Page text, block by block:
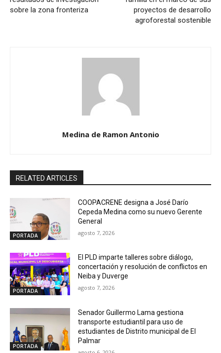
sobre la zona fronteriza
proyectos de desarrollo
agroforestal sostenible
Medina de Ramon Antonio
RELATED ARTICLES
PORTADA
COOPACRENE designa a José Darío
Cepeda Medina como su nuevo Gerente
General
agosto 7, 2026
PORTADA
El PLD imparte talleres sobre diálogo,
concertación y resolución de conflictos en
Neiba y Duverge
agosto 7, 2026
PORTADA
Senador Guillermo Lama gestiona
transporte estudiantil para uso de
estudiantes de Distrito municipal de El
Palmar